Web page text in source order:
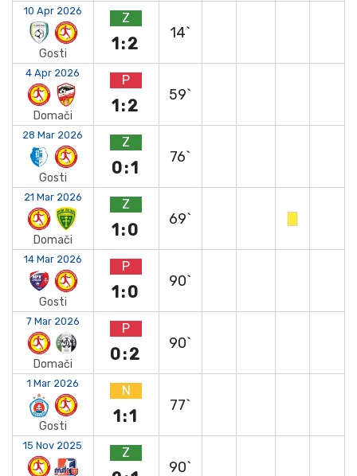
10 Apr 2026
Gosti
Z
1:2
14`
4 Apr 2026
Domači
P
1:2
59`
28 Mar 2026
Gosti
Z
0:1
76`
21 Mar 2026
Domači
Z
1:0
69`
14 Mar 2026
Gosti
P
1:0
90`
7 Mar 2026
Domači
P
0:2
90`
1 Mar 2026
Gosti
N
1:1
77`
15 Nov 2025 Z
90`